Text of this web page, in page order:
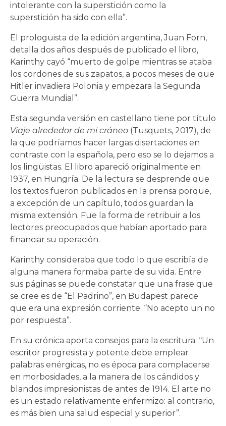
intolerante con la superstición como la
superstición ha sido con ella”.
El prologuista de la edición argentina, Juan Forn,
detalla dos años después de publicado el libro,
Karinthy cayó “muerto de golpe mientras se ataba
los cordones de sus zapatos, a pocos meses de que
Hitler invadiera Polonia y empezara la Segunda
Guerra Mundial”.
Esta segunda versión en castellano tiene por título
Viaje alrededor de mi cráneo (Tusquets, 2017), de
la que podríamos hacer largas disertaciones en
contraste con la española, pero eso se lo dejamos a
los lingüistas. El libro apareció originalmente en
1937, en Hungría. De la lectura se desprende que
los textos fueron publicados en la prensa porque,
a excepción de un capítulo, todos guardan la
misma extensión. Fue la forma de retribuir a los
lectores preocupados que habían aportado para
financiar su operación.
Karinthy consideraba que todo lo que escribía de
alguna manera formaba parte de su vida. Entre
sus páginas se puede constatar que una frase que
se cree es de “El Padrino”, en Budapest parece
que era una expresión corriente: “No acepto un no
por respuesta”.
En su crónica aporta consejos para la escritura: “Un
escritor progresista y potente debe emplear
palabras enérgicas, no es época para complacerse
en morbosidades, a la manera de los cándidos y
blandos impresionistas de antes de 1914. El arte no
es un estado relativamente enfermizo: al contrario,
es más bien una salud especial y superior”.